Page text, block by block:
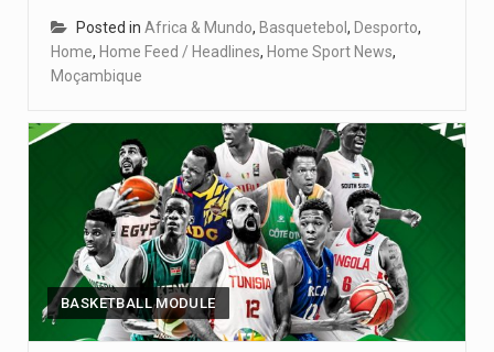
Posted in Africa & Mundo, Basquetebol , Desporto,
Home, Home Feed / Headlines, Home Sport News,
Moçambique
BASKETBALL MODULE